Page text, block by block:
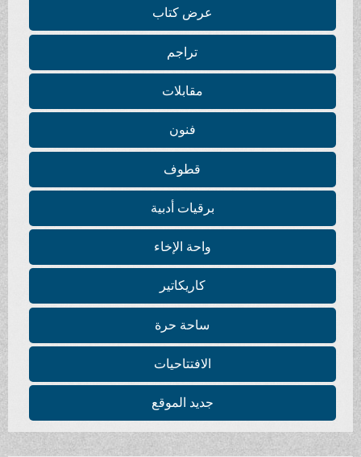
عرض كتاب
تراجم
مقابلات
فنون
قطوف
برقيات أدبية
واحة الإخاء
كاريكاتير
ساحة حرة
الافتتاحيات
جديد الموقع